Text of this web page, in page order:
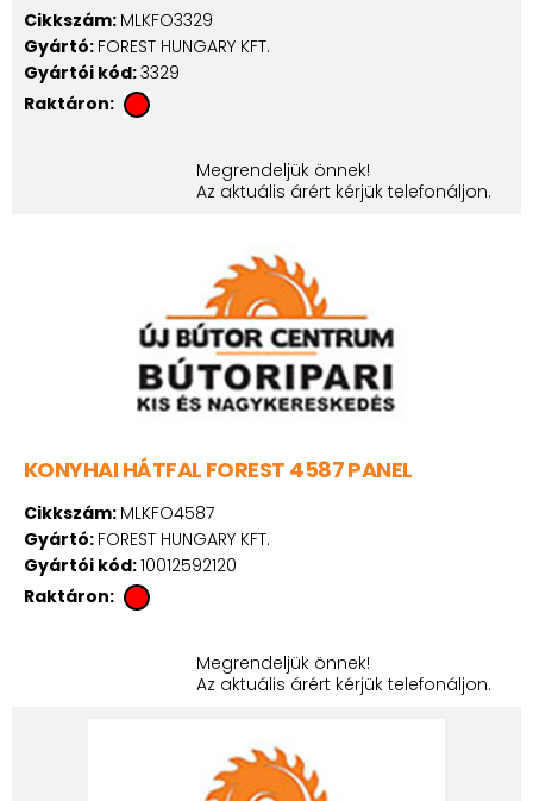
Cikkszám: MLKFO3329
Gyártó: FOREST HUNGARY KFT.
Gyártói kód:3329
Raktáron:
Megrendeljük önnek!
Az aktuális árért kérjük telefonáljon.
KONYHAI HÁTFAL FOREST 4587 PANEL
Cikkszám: MLKFO4587
Gyártó: FOREST HUNGARY KFT.
Gyártói kód:10012592120
Raktáron:
Megrendeljük önnek!
Az aktuális árért kérjük telefonáljon.